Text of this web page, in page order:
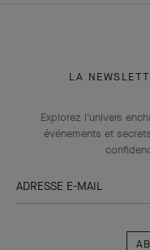
LA
Explorez l'univers
événements et
ADRESSE E-MAIL